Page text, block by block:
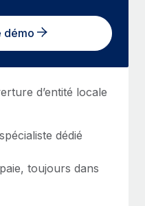
démo
d’entité locale
dédié
toujours dans